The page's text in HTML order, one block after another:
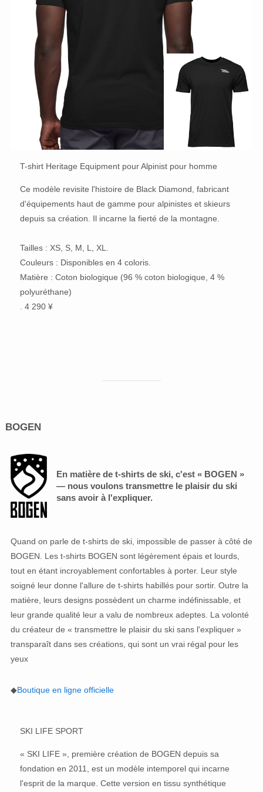
T-shirt Heritage Equipment pour Alpinist pour homme
Ce modèle revisite l'histoire de Black Diamond, fabricant
d'équipements haut de gamme pour alpinistes et skieurs
depuis sa création. Il incarne la fierté de la montagne.
Tailles : XS, S, M, L, XL.
Couleurs : Disponibles en 4 coloris.
Matière : Coton biologique (96 % coton biologique, 4 %
polyuréthane)
. 4 290 ¥
BOGEN
En matière de t-shirts de ski, c'est « BOGEN »
— nous voulons transmettre le plaisir du ski
sans avoir à l'expliquer.
Quand on parle de t-shirts de ski, impossible de passer à côté de
BOGEN. Les t-shirts BOGEN sont légèrement épais et lourds,
tout en étant incroyablement confortables à porter. Leur style
soigné leur donne l'allure de t-shirts habillés pour sortir. Outre la
matière, leurs designs possèdent un charme indéfinissable, et
leur grande qualité leur a valu de nombreux adeptes. La volonté
du créateur de « transmettre le plaisir du ski sans l'expliquer »
transparaît dans ses créations, qui sont un vrai régal pour les
yeux
◆Boutique en ligne officielle
SKI LIFE SPORT
« SKI LIFE », première création de BOGEN depuis sa
fondation en 2011, est un modèle intemporel qui incarne
l'esprit de la marque. Cette version en tissu synthétique